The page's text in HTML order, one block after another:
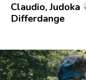
Claudio, Judoka
Differdange